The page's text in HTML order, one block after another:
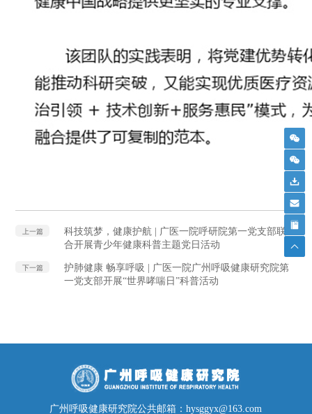
上一篇
科技筑梦，健康护航 | 广医一院呼研院第一党支部联
合开展青少年健康科普主题党日活动
下一篇
护肺健康 畅享呼吸 | 广医一院广州呼吸健康研究院第
一党支部开展“世界哮喘日”科普活动
广州呼吸健康研究院公共邮箱：hysggyx@163.com